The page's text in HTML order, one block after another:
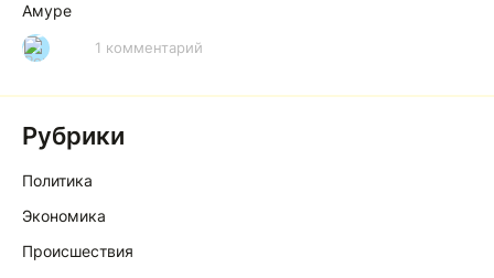
Амуре
Р 1 комментарий
Рубрики
Политика
Экономика
Происшествия